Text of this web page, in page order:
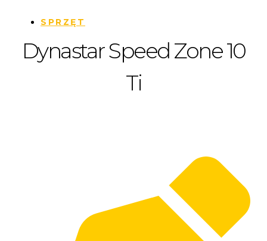
SPRZĘT
Dynastar Speed Zone 10
Ti